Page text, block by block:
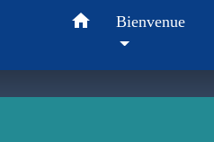
home Bienvenue